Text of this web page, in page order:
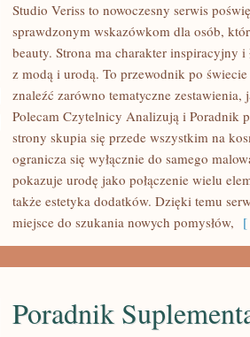
PIELĘGNACJA
PRZYGOTOWANIE
SKÓRY
Studio Veriss to nowoczesny serwis
sprawdzonym wskazówkom dla osób,
beauty. Strona ma charakter inspiracyjny
z modą i urodą. To przewodnik po
znaleźć zarówno tematyczne
Polecam Czytelnicy Analizują i Poradnik
strony skupia się przede wszystkim na
ogranicza się wyłącznie do samego
pokazuje urodę jako połączenie wielu
także estetyka dodatków. Dzięki temu
miejsce do szukania nowych pomysłów, [
Poradnik